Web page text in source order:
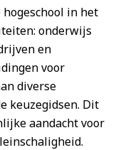
in het
onderwijs
en
voor
diverse
keuzegidsen. Dit
aandacht voor